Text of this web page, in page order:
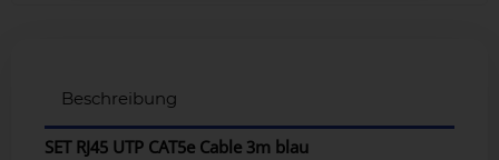
Beschreibung
SET RJ45 UTP CAT5e Cable 3m blau